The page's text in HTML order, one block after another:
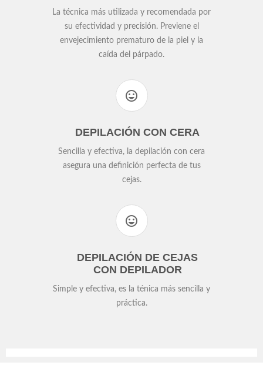
La técnica más utilizada y recomendada por
su efectividad y precisión. Previene el
envejecimiento prematuro de la piel y la
caída del párpado.
DEPILACIÓN CON CERA
Sencilla y efectiva, la depilación con cera
asegura una definición perfecta de tus
cejas.
DEPILACIÓN DE CEJAS
CON DEPILADOR
Simple y efectiva, es la ténica más sencilla y
práctica.